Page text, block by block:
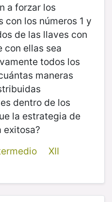
a forzar los
con los números 1 y
de las llaves con
con ellas sea
todos los
maneras
dentro de los
la estrategia de
exitosa?
XII